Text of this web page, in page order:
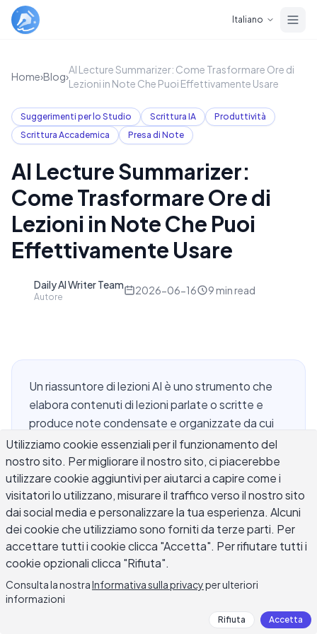
Italiano
Home›Blog›
AI Lecture Summarizer: Come Trasformare Ore di
Lezioni in Note Che Puoi Effettivamente Usare
Suggerimenti per lo Studio Scrittura IA
Produttività
Scrittura Accademica
Presa di Note
AI Lecture Summarizer:
Come Trasformare Ore di
Lezioni in Note Che Puoi
Effettivamente Usare
Daily AI Writer Team
Autore
2026-06-16 9 min read
Un riassuntore di lezioni AI è uno strumento che
elabora contenuti di lezioni parlate o scritte e
produce note condensate e organizzate da cui
puoi effettivamente studiare. Per gli studenti che
lavorano attraverso ore di lezioni registrate,
cercando di recuperare dopo una lezione
mancata, o preparandosi per esami con
settimane di materiale da rivedere, un riassuntore
di lezioni AI può ridurre significativamente il tempo
di elaborazione. Questa guida spiega come
funzionano questi strumenti, come usarli come
compagni di apprendimento anziché come
scorciatoie, cosa verificare prima di fare
affidamento sull'output, e come costruire il tuo
Utilizziamo cookie essenziali per il funzionamento del
nostro sito. Per migliorare il nostro sito, ci piacerebbe
utilizzare cookie aggiuntivi per aiutarci a capire come i
visitatori lo utilizzano, misurare il traffico verso il nostro sito
dai social media e personalizzare la tua esperienza. Alcuni
dei cookie che utilizziamo sono forniti da terze parti. Per
accettare tutti i cookie clicca "Accetta". Per rifiutare tutti i
cookie opzionali clicca "Rifiuta".
Consulta la nostraInformativa sulla privacyper ulteriori
informazioni
Rifiuta Accetta